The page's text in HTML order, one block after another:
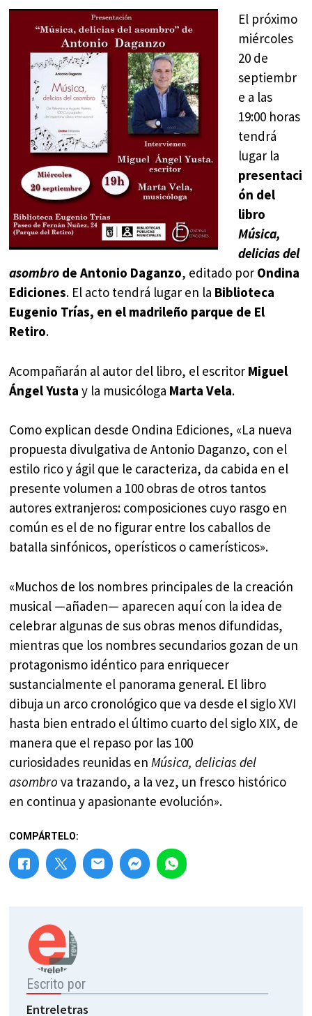
El próximo
miércoles
20 de
septiembr
e a las
19:00 horas
tendrá
lugar la
presentaci
ón del
libro
Música,
delicias del
asombro de Antonio Daganzo, editado por Ondina
Ediciones. El acto tendrá lugar en la Biblioteca
Eugenio Trías, en el madrileño parque de El
Retiro.
Acompañarán al autor del libro, el escritor Miguel
Ángel Yusta y la musicóloga Marta Vela.
Como explican desde Ondina Ediciones, «La nueva
propuesta divulgativa de Antonio Daganzo, con el
estilo rico y ágil que le caracteriza, da cabida en el
presente volumen a 100 obras de otros tantos
autores extranjeros: composiciones cuyo rasgo en
común es el de no figurar entre los caballos de
batalla sinfónicos, operísticos o camerísticos».
«Muchos de los nombres principales de la creación
musical —añaden— aparecen aquí con la idea de
celebrar algunas de sus obras menos difundidas,
mientras que los nombres secundarios gozan de un
protagonismo idéntico para enriquecer
sustancialmente el panorama general. El libro
dibuja un arco cronológico que va desde el siglo XVI
hasta bien entrado el último cuarto del siglo XIX, de
manera que el repaso por las 100
curiosidades reunidas enMúsica, delicias del
asombro va trazando, a la vez, un fresco histórico
en continua y apasionante evolución».
COMPÁRTELO:
Escrito por
Entreletras